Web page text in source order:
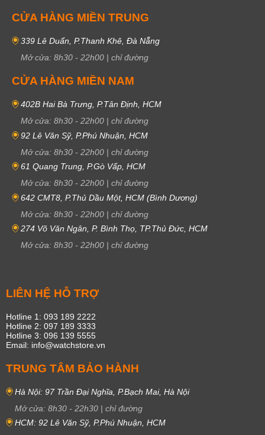
CỬA HÀNG MIỀN TRUNG
339 Lê Duẩn, P.Thanh Khê, Đà Nẵng
Mở cửa: 8h30 - 22h00 | chỉ đường
CỬA HÀNG MIỀN NAM
402B Hai Bà Trưng, P.Tân Định, HCM
Mở cửa: 8h30 - 22h00 | chỉ đường
92 Lê Văn Sỹ, P.Phú Nhuận, HCM
Mở cửa: 8h30 - 22h00 | chỉ đường
61 Quang Trung, P.Gò Vấp, HCM
Mở cửa: 8h30 - 22h00 | chỉ đường
642 CMT8, P.Thủ Dầu Một, HCM (Bình Dương)
Mở cửa: 8h30 - 22h00 | chỉ đường
274 Võ Văn Ngân, P. Bình Thọ, TP.Thủ Đức, HCM
Mở cửa: 8h30 - 22h00 | chỉ đường
LIÊN HỆ HỖ TRỢ
Hotline 1: 093 189 2222
Hotline 2: 097 189 3333
Hotline 3: 096 139 5555
Email: info@watchstore.vn
TRUNG TÂM BẢO HÀNH
Hà Nội: 97 Trần Đại Nghĩa, P.Bạch Mai, Hà Nội
Mở cửa: 8h30 - 22h30 | chỉ đường
HCM: 92 Lê Văn Sỹ, P.Phú Nhuận, HCM